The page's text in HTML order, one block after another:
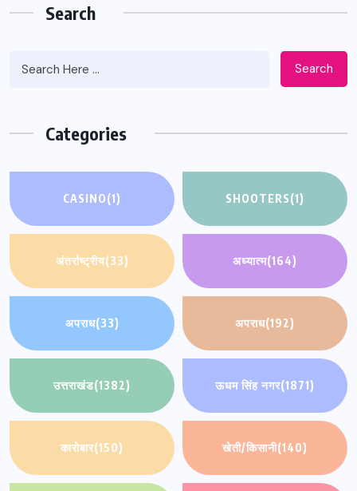
Search
Search
Categories
CASINO(1) SHOOTERS(1)
अंतर्राष्ट्रीय(33) अध्यात्म(164)
अपराध(33) अपराध(192)
उत्तराखंड(1382) ऊधम सिंह नगर(1871)
कारोबार(150) खेती/किसानी(140)